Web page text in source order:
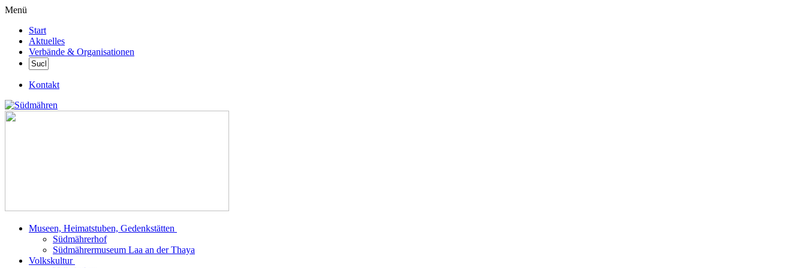
Menü
Start
Aktuelles
Verbände & Organisationen
Kontakt
Museen, Heimatstuben, Gedenkstätten
Südmährerhof
Südmährermuseum Laa an der Thaya
Volkskultur